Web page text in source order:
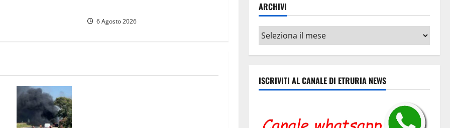
6 Agosto 2026
ARCHIVI
Archivi
ISCRIVITI AL CANALE DI ETRURIA NEWS